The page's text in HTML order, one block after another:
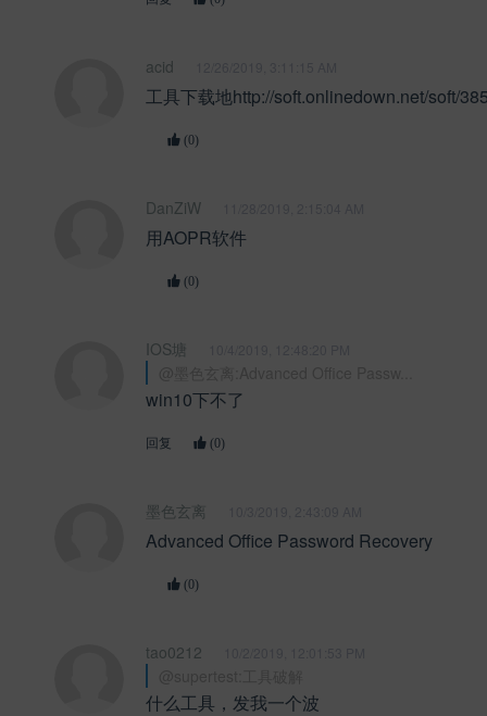
acid
工具下载地http://soft.onlinedown.net/soft/
(0)
DanZiW
用AOPR软件
(0)
IOS塘
win10下不了
回复 (0)
墨色玄离
Advanced Office Password Recovery
(0)
tao0212
什么工具，发我一个波